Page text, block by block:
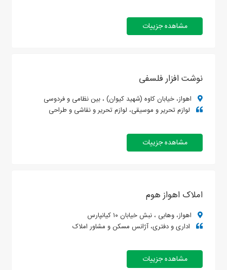
مشاهده جزییات
نوشت افزار فلسفی
اهواز، خیابان کاوه (شهید کیوان) ، بین نظامی و فردوسی
لوازم تحریر و موسیقی، لوازم تحریر و نقاشی و طراحی
مشاهده جزییات
املاک اهواز هوم
اهواز، وهابی ، نبش خیابان ۱۰ کیانپارس
اداری و دفتری، آژانس مسکن و مشاور املاک
مشاهده جزییات